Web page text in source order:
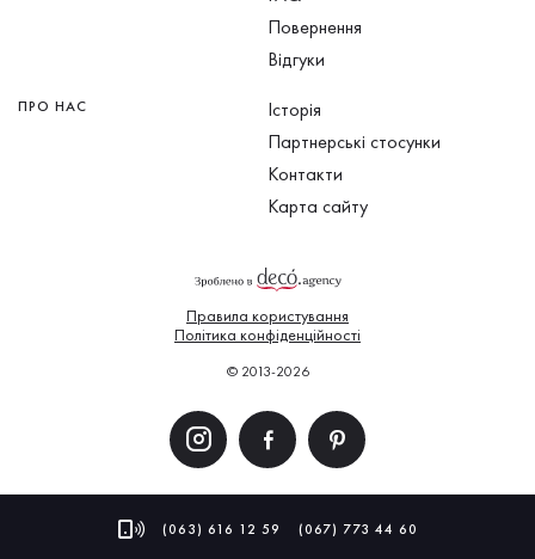
(063) 616 12 59 (067) 773 44 60
Повернення
Відгуки
ПРО НАС
Історія
Партнерські стосунки
Контакти
Карта сайту
Правила користування
Політика конфіденційності
© 2013-2026